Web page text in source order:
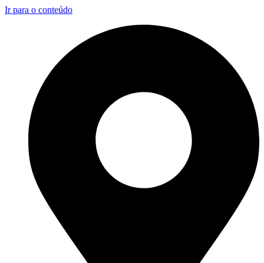
Ir para o conteúdo